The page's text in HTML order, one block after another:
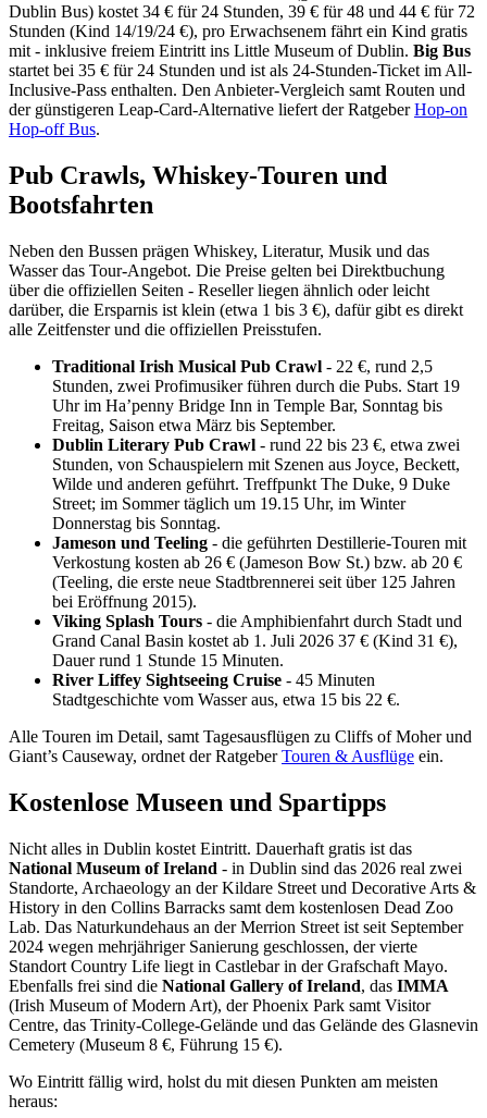
Dublin Bus) kostet 34 € für 24 Stunden, 39 € für 48 und 44 € für 72
Stunden (Kind 14/19/24 €), pro Erwachsenem fährt ein Kind gratis
mit - inklusive freiem Eintritt ins Little Museum of Dublin. Big Bus
startet bei 35 € für 24 Stunden und ist als 24-Stunden-Ticket im All-
Inclusive-Pass enthalten. Den Anbieter-Vergleich samt Routen und
der günstigeren Leap-Card-Alternative liefert der RatgeberHop-on
Hop-off Bus.
Pub Crawls, Whiskey-Touren und
Bootsfahrten
Neben den Bussen prägen Whiskey, Literatur, Musik und das
Wasser das Tour-Angebot. Die Preise gelten bei Direktbuchung
über die offiziellen Seiten - Reseller liegen ähnlich oder leicht
darüber, die Ersparnis ist klein (etwa 1 bis 3 €), dafür gibt es direkt
alle Zeitfenster und die offiziellen Preisstufen.
Traditional Irish Musical Pub Crawl - 22 €, rund 2,5
Stunden, zwei Profimusiker führen durch die Pubs. Start 19
Uhr im Ha’penny Bridge Inn in Temple Bar, Sonntag bis
Freitag, Saison etwa März bis September.
Dublin Literary Pub Crawl - rund 22 bis 23 €, etwa zwei
Stunden, von Schauspielern mit Szenen aus Joyce, Beckett,
Wilde und anderen geführt. Treffpunkt The Duke, 9 Duke
Street; im Sommer täglich um 19.15 Uhr, im Winter
Donnerstag bis Sonntag.
Jameson und Teeling - die geführten Destillerie-Touren mit
Verkostung kosten ab 26 € (Jameson Bow St.) bzw. ab 20 €
(Teeling, die erste neue Stadtbrennerei seit über 125 Jahren
bei Eröffnung 2015).
Viking Splash Tours - die Amphibienfahrt durch Stadt und
Grand Canal Basin kostet ab 1. Juli 2026 37 € (Kind 31 €),
Dauer rund 1 Stunde 15 Minuten.
River Liffey Sightseeing Cruise - 45 Minuten
Stadtgeschichte vom Wasser aus, etwa 15 bis 22 €.
Alle Touren im Detail, samt Tagesausflügen zu Cliffs of Moher und
Giant’s Causeway, ordnet der RatgeberTouren & Ausflüge ein.
Kostenlose Museen und Spartipps
Nicht alles in Dublin kostet Eintritt. Dauerhaft gratis ist das
National Museum of Ireland - in Dublin sind das 2026 real zwei
Standorte, Archaeology an der Kildare Street und Decorative Arts &
History in den Collins Barracks samt dem kostenlosen Dead Zoo
Lab. Das Naturkundehaus an der Merrion Street ist seit September
2024 wegen mehrjähriger Sanierung geschlossen, der vierte
Standort Country Life liegt in Castlebar in der Grafschaft Mayo.
Ebenfalls frei sind die National Gallery of Ireland, das IMMA
(Irish Museum of Modern Art), der Phoenix Park samt Visitor
Centre, das Trinity-College-Gelände und das Gelände des Glasnevin
Cemetery (Museum 8 €, Führung 15 €).
Wo Eintritt fällig wird, holst du mit diesen Punkten am meisten
heraus: